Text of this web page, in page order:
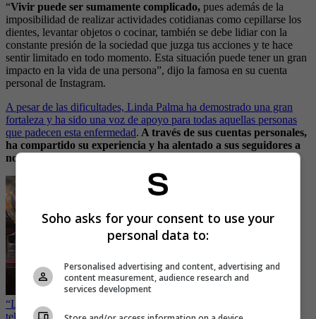
“Vivir puede ser sumamente complicado, pues además de la
imposibilidad de realizar actividades cotidianas como cepillarse los
dientes, levantar objetos o cocinar, también se debe lidiar con la
constante presión de la sociedad que juzga tus acciones y te hace
sentir limitado en todo momento. Esta situación puede tener un gran
impacto en la vida de una persona”, dijo la famosa en su cuenta
personal de Instagram.
A pesar de las dificultades, Linda Palma ha demostrado una gran
fortaleza y ha sido una voz de apoyo para todas aquellas personas
que padecen esta enfermedad. A través de sus cuentas personales,
ha compartido su experiencia y ha alentado a sus seguidores a
no perder la esperanza y a luchar por sus sueños.
“Las piernas más bellas del país”: Linda Palma desconcentró a los
Soho asks for your consent to use your
personal data to:
Personalised advertising and content, advertising and
content measurement, audience research and
services development